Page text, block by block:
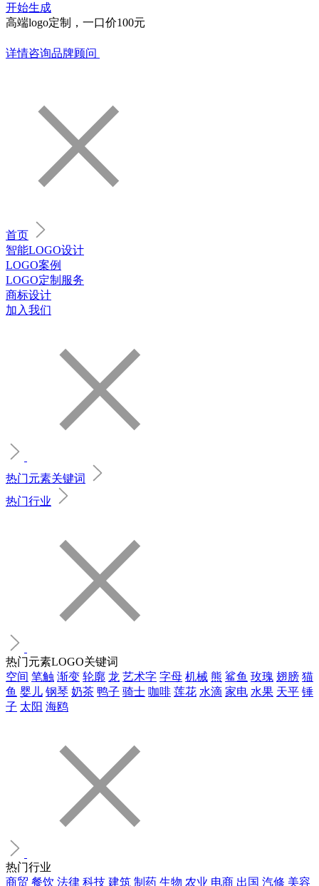
开始生成
高端logo定制，一口价100元
详情咨询品牌顾问
首页
智能LOGO设计
LOGO案例
LOGO定制服务
商标设计
加入我们
热门元素关键词
热门行业
热门元素LOGO关键词
空间 笔触 渐变 轮廓 龙 艺术字 字母 机械 熊 鲨鱼 玫瑰 翅膀 猫
鱼 婴儿 钢琴 奶茶 鸭子 骑士 咖啡 莲花 水滴 家电 水果 天平 锤
子 太阳 海鸥
热门行业
商贸 餐饮 法律 科技 建筑 制药 生物 农业 电商 出国 汽修 美容